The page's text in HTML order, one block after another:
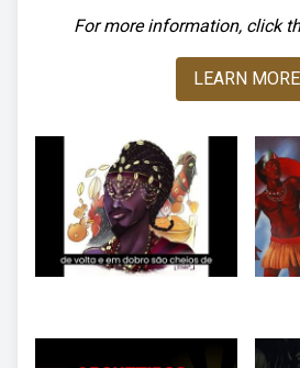
For more information, click
LEARN MORE